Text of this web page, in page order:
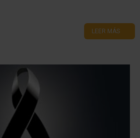
LEER MÁS